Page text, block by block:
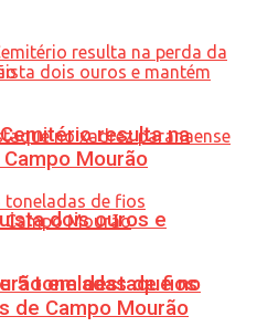
dois ouros e
em destaque no
resulta na
Mourão
5 toneladas de fios
de Campo Mourão